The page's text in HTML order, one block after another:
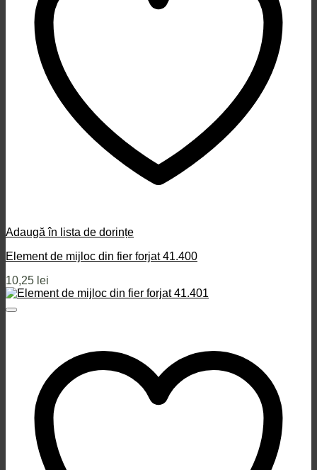
Adaugă în lista de dorințe
Element de mijloc din fier forjat 41.400
10,25 lei